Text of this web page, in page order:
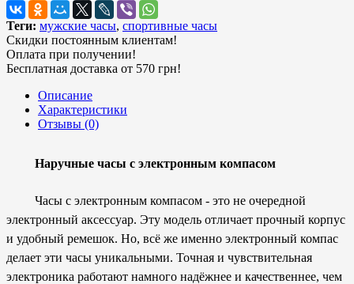
Теги: мужские часы, спортивные часы
Скидки постоянным клиентам!
Оплата при получении!
Бесплатная доставка от 570 грн!
Описание
Характеристики
Отзывы (0)
Наручные часы с электронным компасом
Часы с электронным компасом - это не очередной
электронный аксессуар. Эту модель отличает прочный корпус
и удобный ремешок. Но, всё же именно электронный компас
делает эти часы уникальными. Точная и чувствительная
электроника работают намного надёжнее и качественнее, чем